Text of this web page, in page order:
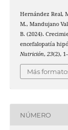
Hernández Real,
M., Mandujano
B. (2024).
encefalopatía
Nutrición, 23(2),
Más
NÚMERO